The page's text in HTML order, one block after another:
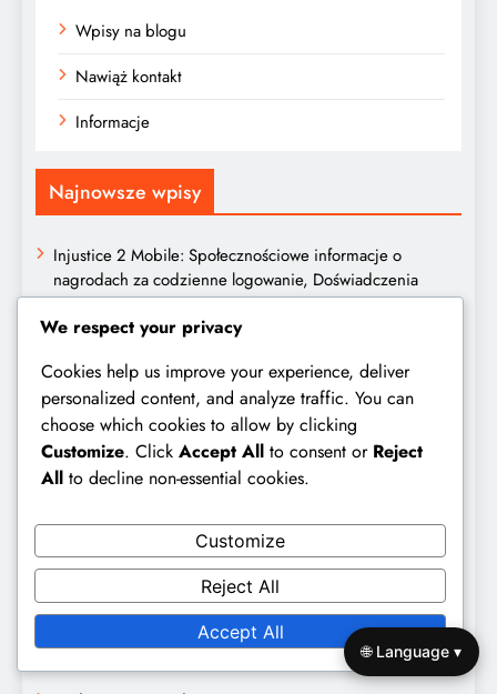
Wpisy na blogu
Nawiąż kontakt
Informacje
Najnowsze wpisy
Injustice 2 Mobile: Społecznościowe informacje o
nagrodach za codzienne logowanie, Doświadczenia
graczy, Dzielenie się wskazówkami
nagród, Bonusowe skrzynie
Injustice 2 Mobile: Aktualizacje nagród za codzienne
logowanie, Notatki z aktualizacji, Nowe funkcje
Injustice 2 Mobile: Nagrody za osiągnięcia w inwazji,
Injustice 2 Mobile: Podział nagród w Arenie, poziomy
Tiers, struktury nagród
We respect your privacy
Cookies help us improve your experience, deliver
personalized content, and analyze traffic. You can
choose which cookies to allow by clicking
Customize. Click Accept All to consent or Reject
All to decline non-essential cookies.
Customize
Reject All
Accept All
🌐 Language ▾